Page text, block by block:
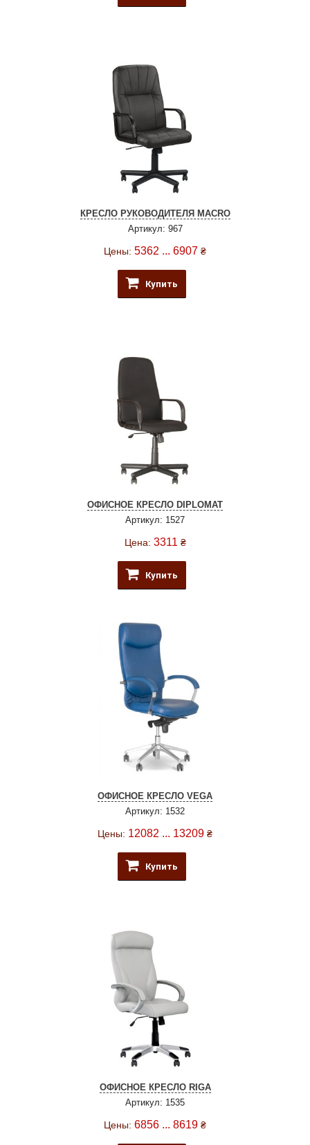
КРЕСЛО РУКОВОДИТЕЛЯ MACRO
Артикул: 967
Цены: 5362 ... 6907 ₴
Купить
ОФИСНОЕ КРЕСЛО DIPLOMAT
Артикул: 1527
Цена: 3311 ₴
Купить
ОФИСНОЕ КРЕСЛО VEGA
Артикул: 1532
Цены: 12082 ... 13209 ₴
Купить
ОФИСНОЕ КРЕСЛО RIGA
Артикул: 1535
Цены: 6856 ... 8619 ₴